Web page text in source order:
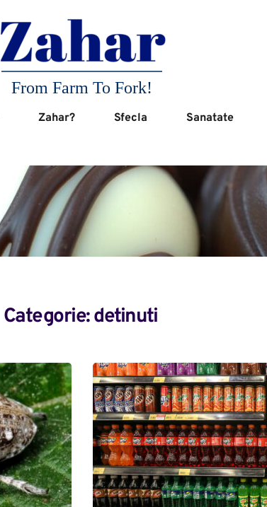
From Farm To Fork!
Zahar? Sfecla Sanatate
Categorie: detinuti